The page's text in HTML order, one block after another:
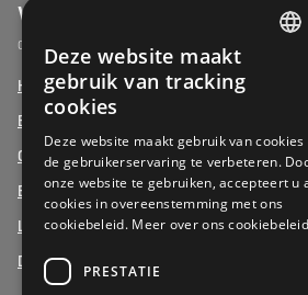
Vulpia Premium Living
Ontdek de assistentiewoningen onder het premium
Henri Jaspar, Kraainem
Beukenhof aan Zee, Oostduinkerke
Oud Gemeentehuis, Werchter
Elysia Park, Antwerpen
La Vigie, Koksijde
Duinenzee, De Panne
Deze website maakt
gebruik van tracking
cookies
Deze website maakt gebruik van cookies
de gebruikerservaring te verbeteren.
onze website te gebruiken, accepteert u
cookies in overeenstemming met ons
cookiebeleid. Meer over ons cookiebeleid
PRESTATIE